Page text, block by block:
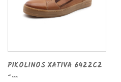
PIKOLINOS XATIVA 6422C2
-...